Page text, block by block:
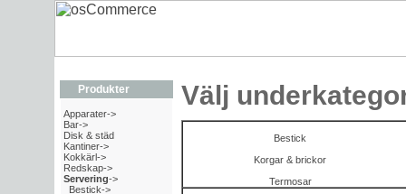
Produkter
Apparater->
Bar->
Disk & städ
Kantiner->
Kokkärl->
Redskap->
Servering->
Bestick->
Välj
Bestick
Korgar & brickor
Termosar